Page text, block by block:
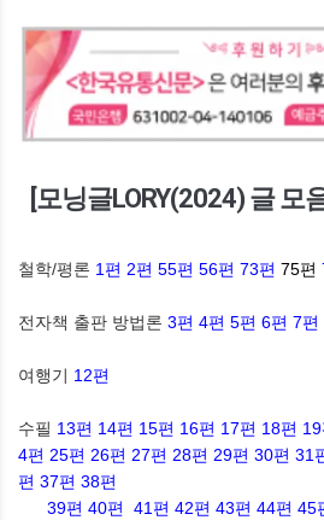
[모닝글LORY(2024) 글 모
철학/평론 1편 2편 55편 56편 73편 75편
전자책 출판 방법론 3편 4편 5편 6편 7편
여행기 12편
수필 13편 14편 15편 16편 17편 18편 19
4편 25편 26편 27편 28편 29편 30편 31
편 37편 38편
39편 40편 41편 42편 43편 44편 45